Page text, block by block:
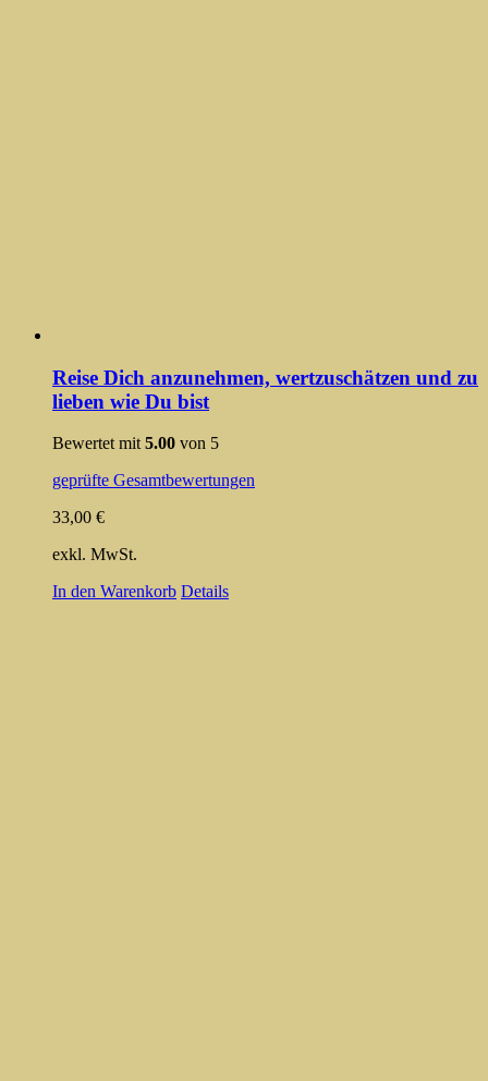
Reise Dich anzunehmen, wertzuschätzen und zu
lieben wie Du bist
Bewertet mit5.00 von 5
geprüfte Gesamtbewertungen
33,00 €
exkl. MwSt.
In den Warenkorb Details